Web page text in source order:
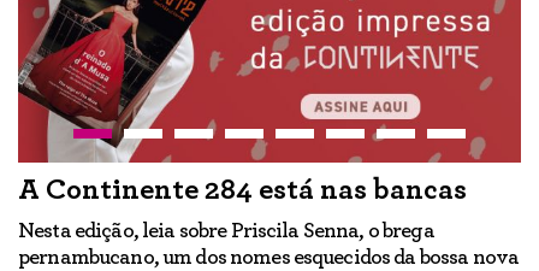
A Continente 284 está nas bancas
Nesta edição, leia sobre Priscila Senna, o brega
pernambucano, um dos nomes esquecidos da bossa nova